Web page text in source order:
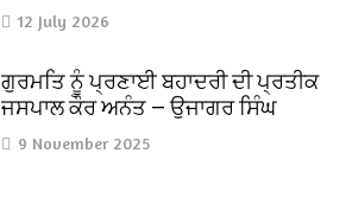
12 July 2026
ਗੁਰਮਤਿ ਨੂੰ ਪ੍ਰਣਾਈ ਬਹਾਦਰੀ ਦੀ ਪ੍ਰਤੀਕ
ਜਸਪਾਲ ਕੌਰ ਅਨੰਤ — ਉਜਾਗਰ ਸਿੰਘ
9 November 2025